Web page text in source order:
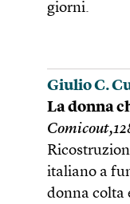
giorni.
Giulio C.
La donna
italiano a
donna colta